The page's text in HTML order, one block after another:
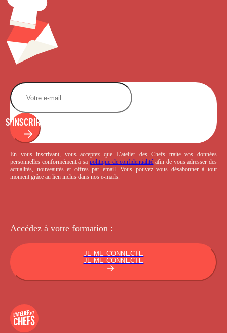
S'INSCRIRE
En vous inscrivant, vous acceptez que L’atelier des Chefs traite vos données
personnelles conformément à sa politique de confidentialité afin de vous adresser des
actualités, nouveautés et offres par email. Vous pouvez vous désabonner à tout
moment grâce au lien inclus dans nos e-mails.
Accédez à votre formation :
JE ME CONNECTE
JE ME CONNECTE